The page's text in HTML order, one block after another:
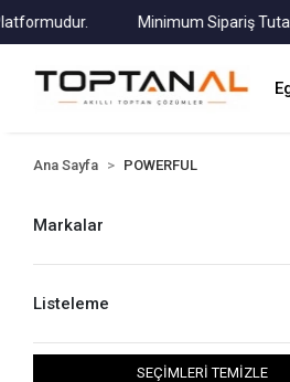
Minimum Sipariş Tutarı
Ana Sayfa POWERFUL
Markalar
Listeleme
SEÇİMLERİ TEMİZLE